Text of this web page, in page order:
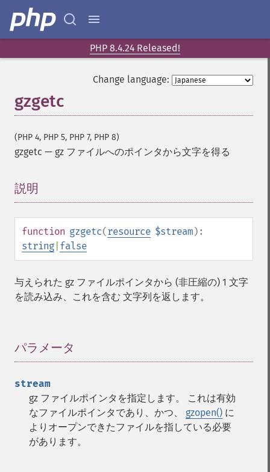
PHP 8.4.24 Released!
Change language:
gzgetc
(PHP 4, PHP 5, PHP 7, PHP 8)
gzgetc — gz ファイルへのポインタから文字を得る
説明
function gzgetc(resource $stream):
string false
与えられた gz ファイルポインタから (非圧縮の) 1 文字
を読み込み、これを含む 文字列を返します。
パラメータ
stream
gz ファイルポインタを指定します。 これは有効
なファイルポインタであり、かつ、 gzopen() に
よりオープンできたファイルを指している必要
があります。